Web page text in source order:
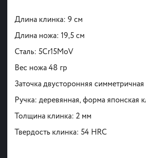
Длина клинка: 9 см
Длина ножа: 19,5 см
Сталь: 5Cr15MoV
Вес ножа 48 гр
Заточка двусторонняя симметричная
Ручка: деревянная, форма японская
Толщина клинка: 2 мм
Твердость клинка: 54 HRC